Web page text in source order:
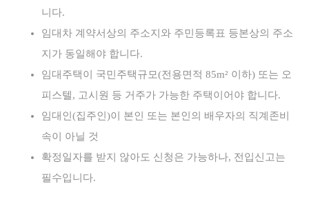
니다.
임대차 계약서상의 주소지와 주민등록표 등본상의 주소
지가 동일해야 합니다.
임대주택이 국민주택규모(전용면적 85m² 이하) 또는 오
피스텔, 고시원 등 거주가 가능한 주택이어야 합니다.
임대인(집주인)이 본인 또는 본인의 배우자의 직계존비
속이 아닐 것
확정일자를 받지 않아도 신청은 가능하나, 전입신고는
필수입니다.